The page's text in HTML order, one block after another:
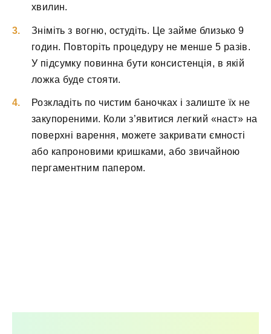
хвилин.
Зніміть з вогню, остудіть. Це займе близько 9
годин. Повторіть процедуру не менше 5 разів.
У підсумку повинна бути консистенція, в якій
ложка буде стояти.
Розкладіть по чистим баночках і залиште їх не
закупореними. Коли з’явитися легкий «наст» на
поверхні варення, можете закривати ємності
або капроновими кришками, або звичайною
пергаментним папером.